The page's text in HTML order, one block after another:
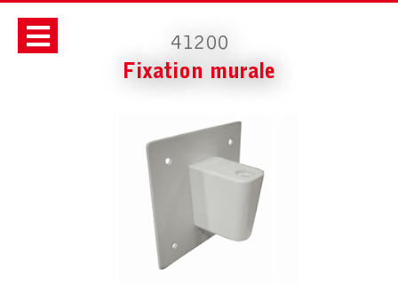
41200
Fixation murale